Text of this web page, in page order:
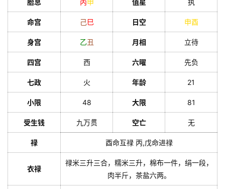
胎息 丙申 值星 执
命宫 己巳 日空 申酉
身宫 乙丑 月相 立待
四宫 西 六曜 先负
七政 火 年龄 21
小限 48 大限 81
受生钱 九万贯 空亡 无
禄 酉命互禄 丙,戊命进禄
衣禄
禄米三升三合，糯米三升，棉布一件，绢一段，
肉半斤，茶盐六两。